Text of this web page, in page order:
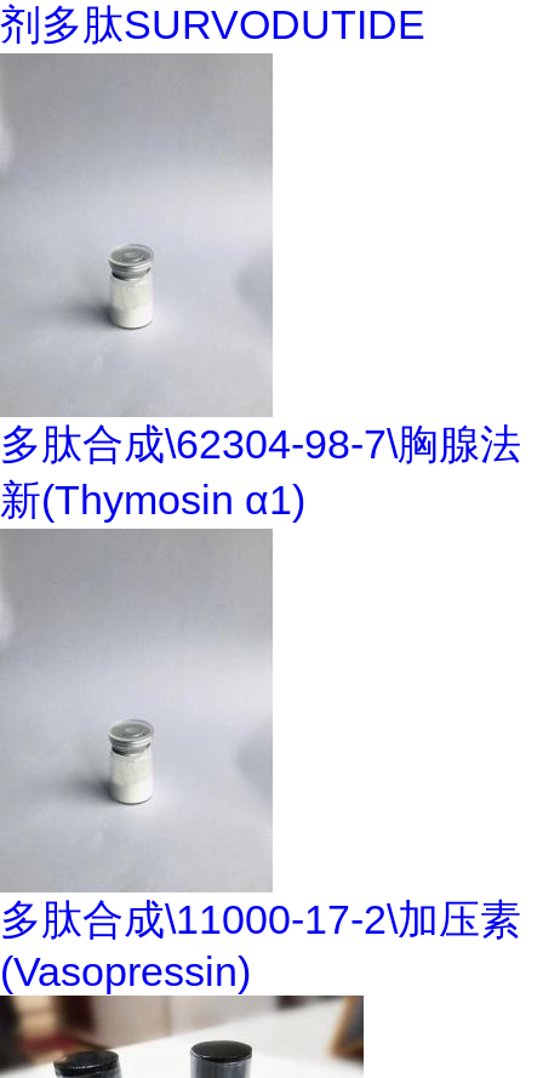
剂多肽SURVODUTIDE
多肽合成\62304-98-7\胸腺法
新(Thymosin α1)
多肽合成\11000-17-2\加压素
(Vasopressin)